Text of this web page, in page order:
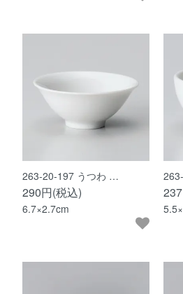
263-20-197 うつわ …
290円(税込)
6.7×2.7cm